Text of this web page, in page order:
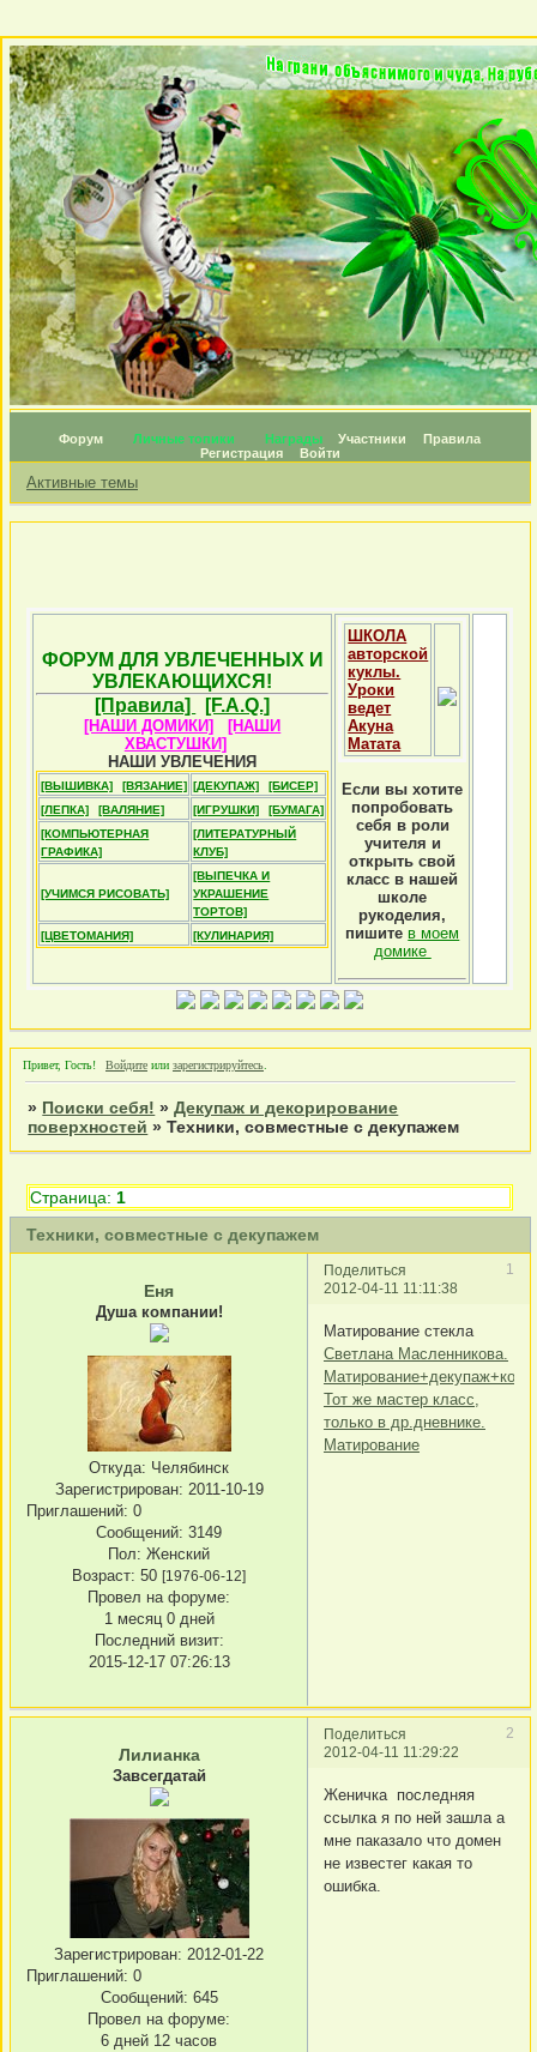
Форум Личные топики Награды Участники
Правила
Регистрация
Войти
Активные темы
ФОРУМ ДЛЯ УВЛЕЧЕННЫХ И
УВЛЕКАЮЩИХСЯ!
[Правила]
[F.A.Q.]
[НАШИ ДОМИКИ]
[НАШИ
ХВАСТУШКИ]
НАШИ УВЛЕЧЕНИЯ
[ВЫШИВКА] [ВЯЗАНИЕ] [ДЕКУПАЖ]
[БИСЕР]
[ЛЕПКА]
[ВАЛЯНИЕ] [ИГРУШКИ]
[БУМАГА]
[КОМПЬЮТЕРНАЯ
ГРАФИКА]
[ЛИТЕРАТУРНЫЙ
КЛУБ]
[УЧИМСЯ РИСОВАТЬ]
[ВЫПЕЧКА И
УКРАШЕНИЕ
ТОРТОВ]
[ЦВЕТОМАНИЯ]
[КУЛИНАРИЯ]
ШКОЛА
авторской
куклы.
Уроки
ведет
Акуна
Матата
Если вы хотите
попробовать
себя в роли
учителя и
открыть свой
класс в нашей
школе
рукоделия,
пишите в моем
домике
Привет, Гость! Войдите или зарегистрируйтесь
» Поиски себя! »Декупаж и декорирование
поверхностей »Техники, совместные с декупажем
Техники, совместные с декупажем
Страница: 1
Поделиться
1
2012-04-11 11:11:38
Еня
Душа компании!
Откуда: Челябинск
Зарегистрирован: 2011-10-19
Приглашений: 0
Сообщений: 3149
Пол: Женский
Возраст: 50 [1976-06-12]
Провел на форуме:
1 месяц 0 дней
Последний визит:
2015-12-17 07:26:13
Матирование стекла
Светлана Масленникова.
Тот же мастер класс,
только в др.дневнике.
Матирование
Поделиться
2
2012-04-11 11:29:22
Лилианка
Завсегдатай
Зарегистрирован: 2012-01-22
Приглашений: 0
Сообщений: 645
Провел на форуме:
6 дней 12 часов
Женичка последняя
ссылка я по ней зашла а
мне паказало что домен
не известег какая то
ошибка.